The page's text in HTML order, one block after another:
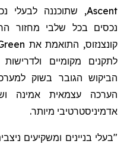
Ascent, שתוכננה לבעלי
נכסים בכל שלבי מחזור
קונצנזוס, התואמת את
לתקנים מקומיים ולדרישות
הביקוש הגובר בשוק
הערכה עצמאית אמינה
אדמיניסטרטיבי מיותר.
"בעלי בניינים ומשקיעים